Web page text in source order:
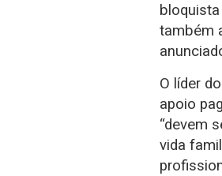
também
O líder
apoio
“devem
vida